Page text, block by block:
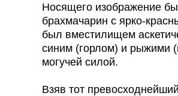
Носящего изображение
брахмачарин с ярко-
был вместилищем
синим (горлом) и рыжими
могучей силой.
Взяв тот